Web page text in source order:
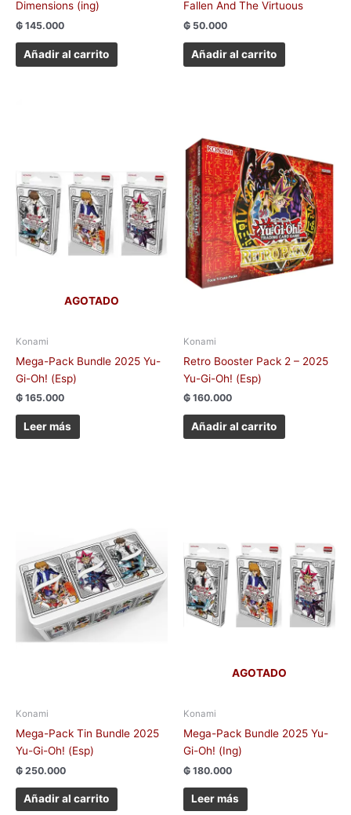
Dimensions (ing)
₲ 145.000
Añadir al carrito
Fallen And The Virtuous
₲ 50.000
Añadir al carrito
AGOTADO
Konami
Mega-Pack Bundle 2025 Yu-
Gi-Oh! (Esp)
₲ 165.000
Leer más
Konami
Retro Booster Pack 2 – 2025
Yu-Gi-Oh! (Esp)
₲ 160.000
Añadir al carrito
Konami
Mega-Pack Tin Bundle 2025
Yu-Gi-Oh! (Esp)
₲ 250.000
Añadir al carrito
AGOTADO
Konami
Mega-Pack Bundle 2025 Yu-
Gi-Oh! (Ing)
₲ 180.000
Leer más